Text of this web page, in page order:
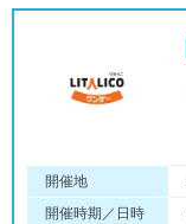
開催地
開催時期／日時